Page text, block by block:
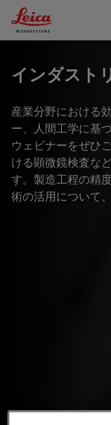
Leica
インダスト
産業分野における
ー、人間工学に基
ウェビナーをぜひ
ける顕微鏡検査な
す。製造工程の精
術の活用について